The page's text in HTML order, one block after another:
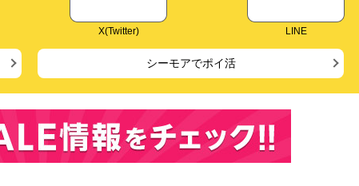
X(Twitter) LINE
シーモアでポイ活